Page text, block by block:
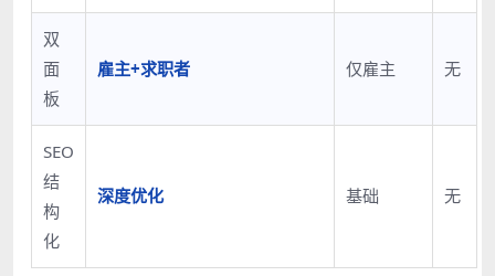
双
面
板
雇主+求职者 仅雇主 无
SEO
结
构
化
深度优化 基础 无